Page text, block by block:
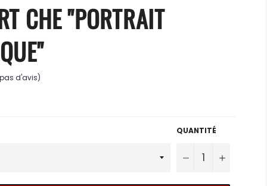
CHE "PORTRAIT
d'avis)
QUANTITÉ
− +